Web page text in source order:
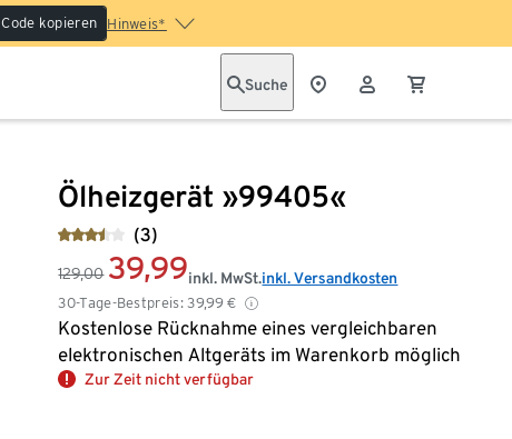
Code kopieren Hinweis*
Suche
Ölheizgerät »99405«
(3)
129,00 39,99
30-Tage-Bestpreis: 39,99 €
inkl. MwSt.inkl. Versandkosten
Kostenlose Rücknahme eines vergleichbaren
elektronischen Altgeräts im Warenkorb möglich
Zur Zeit nicht verfügbar